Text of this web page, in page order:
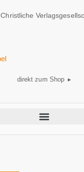
Christliche
direkt zum Shop ▸